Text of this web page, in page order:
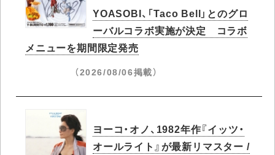
YOASOBI、「Taco Bell」とのグロ
ーバルコラボ実施が決定 コラボ
メニューを期間限定発売
（2026/08/06掲載）
ヨーコ・オノ、1982年作『イッツ・
オールライト』が最新リマスター /